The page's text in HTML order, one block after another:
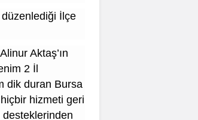
düzenlediği İlçe
Aktaş’ın
2 İl
dik duran Bursa
hizmeti geri
desteklerinden